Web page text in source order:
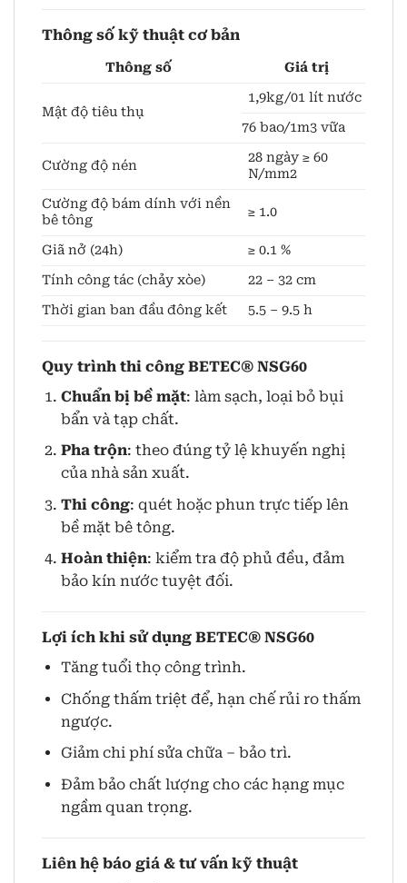
Thông số kỹ thuật cơ bản
Thông số Giá trị
Mật độ tiêu thụ
1,9kg/01 lít nước
76 bao/1m3 vữa
Cường độ nén
28 ngày ≥ 60
N/mm2
Cường độ bám dính với nền
bê tông
≥ 1.0
Giã nở (24h)
≥ 0.1 %
Tính công tác (chảy xòe)
22 – 32 cm
Thời gian ban đầu đông kết
5.5 – 9.5 h
Quy trình thi công BETEC® NSG60
Chuẩn bị bề mặt: làm sạch, loại bỏ bụi
bẩn và tạp chất.
Pha trộn: theo đúng tỷ lệ khuyến nghị
của nhà sản xuất.
Thi công: quét hoặc phun trực tiếp lên
bề mặt bê tông.
Hoàn thiện: kiểm tra độ phủ đều, đảm
bảo kín nước tuyệt đối.
Lợi ích khi sử dụng BETEC® NSG60
Tăng tuổi thọ công trình.
Chống thấm triệt để, hạn chế rủi ro thấm
ngược.
Giảm chi phí sửa chữa – bảo trì.
Đảm bảo chất lượng cho các hạng mục
ngầm quan trọng.
Liên hệ báo giá & tư vấn kỹ thuật